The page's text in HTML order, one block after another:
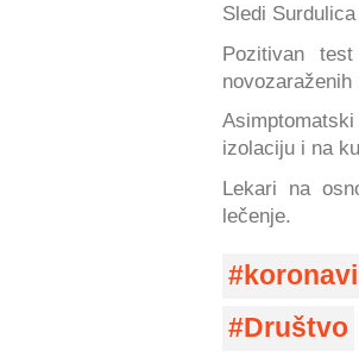
Sledi
Pozitivan
izolaciju i na
Lekari na
lečenje.
Društvo